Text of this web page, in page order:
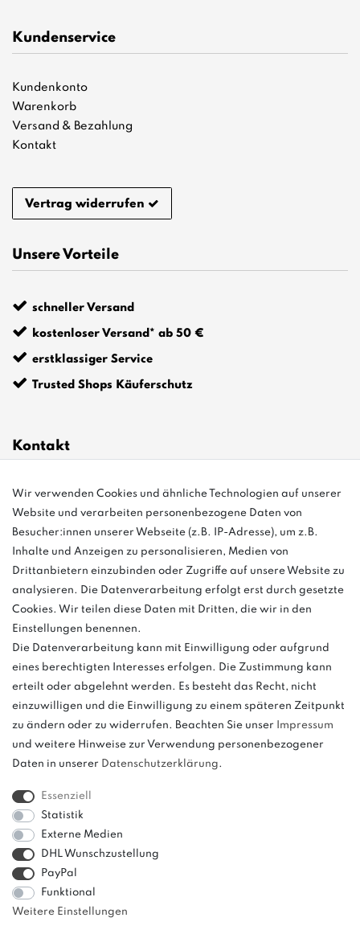
Kundenservice
Kundenkonto
Warenkorb
Versand & Bezahlung
Kontakt
Vertrag widerrufen
Unsere Vorteile
schneller Versand
kostenloser Versand* ab 50 €
erstklassiger Service
Trusted Shops Käuferschutz
Kontakt
info@bonvenon.de
03763 4048350
Montag - Freitag, 08:00 - 16:00
Anrufe aus dem dt. Festnetz zum Ortstarif, Preise aus dem Mobilfunknetz
ggf. abweichend (abhängig vom Provider).
und
weitere.
Wir verwenden Cookies und ähnliche Technologien auf unserer
Website und verarbeiten personenbezogene Daten von
Besucher:innen unserer Webseite (z.B. IP-Adresse), um z.B.
Inhalte und Anzeigen zu personalisieren, Medien von
Drittanbietern einzubinden oder Zugriffe auf unsere Website zu
analysieren. Die Datenverarbeitung erfolgt erst durch gesetzte
Cookies. Wir teilen diese Daten mit Dritten, die wir in den
Einstellungen benennen.
Die Datenverarbeitung kann mit Einwilligung oder aufgrund
eines berechtigten Interesses erfolgen. Die Zustimmung kann
erteilt oder abgelehnt werden. Es besteht das Recht, nicht
einzuwilligen und die Einwilligung zu einem späteren Zeitpunkt
zu ändern oder zu widerrufen. Beachten Sie unser
Impressum
und weitere Hinweise zur Verwendung personenbezogener
Daten in unserer Daten­schutz­erklärung.
Essenziell
Statistik
Externe Medien
DHL Wunschzustellung
PayPal
Funktional
Weitere Einstellungen
Sinne einer Preisermäßigung, sondern lediglich
einen Preisvergleich zur unverbindlichen
Preisempfehlung seitens des Herstellers dar.